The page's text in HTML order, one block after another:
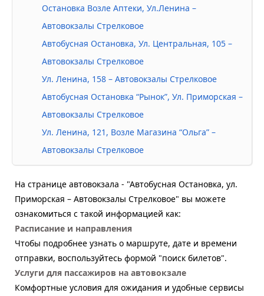
Остановка Возле Аптеки, Ул.Ленина –
Автовокзалы Стрелковое
Автобусная Остановка, Ул. Центральная, 105 –
Автовокзалы Стрелковое
Ул. Ленина, 158 – Автовокзалы Стрелковое
Автобусная Остановка “Рынок”, Ул. Приморская –
Автовокзалы Стрелковое
Ул. Ленина, 121, Возле Магазина “Ольга” –
Автовокзалы Стрелковое
На странице автовокзала - "Автобусная Остановка, ул.
Приморская – Автовокзалы Стрелковое" вы можете
ознакомиться с такой информацией как:
Расписание и направления
Чтобы подробнее узнать о маршруте, дате и времени
отправки, воспользуйтесь формой "поиск билетов".
Услуги для пассажиров на автовокзале
Комфортные условия для ожидания и удобные сервисы